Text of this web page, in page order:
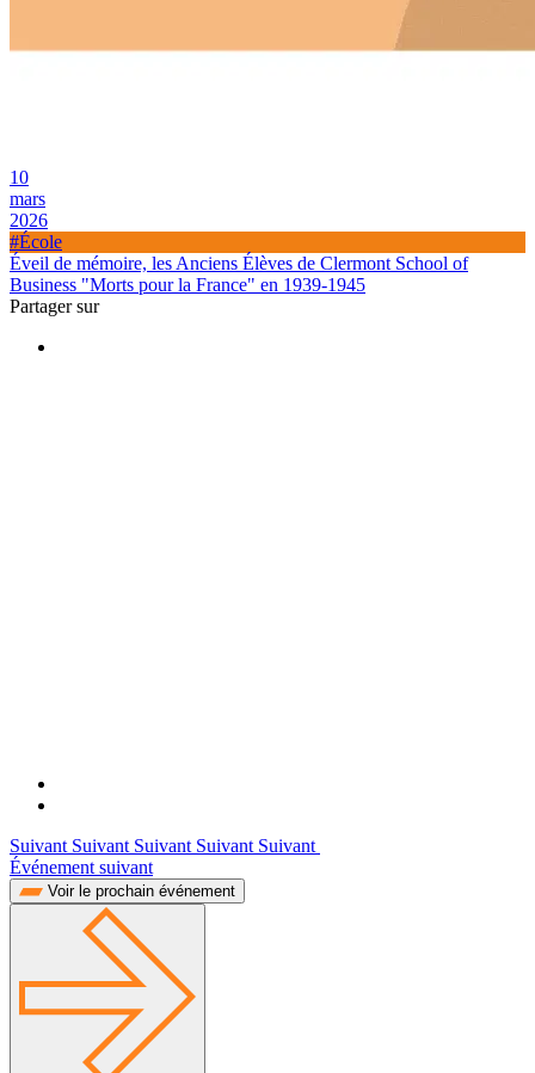
10
mars
2026
#École
Éveil de mémoire, les Anciens Élèves de Clermont School of
Business "Morts pour la France" en 1939-1945
Partager sur
Suivant Suivant Suivant Suivant Suivant
Événement suivant
Voir le prochain événement